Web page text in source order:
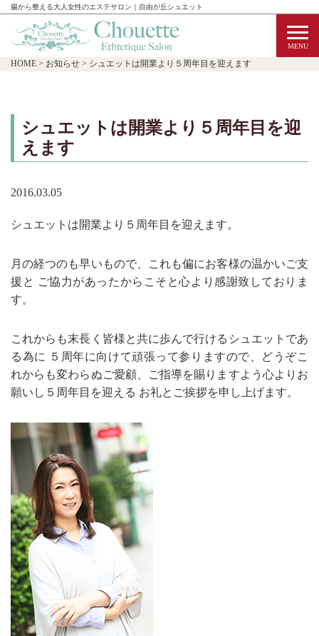
腸から整える大人女性のエステサロン｜自由が丘シュエット
HOME > お知らせ > シュエットは開業より５周年目を迎えます
シュエットは開業より５周年目を迎
えます
2016.03.05
シュエットは開業より５周年目を迎えます。
月の経つのも早いもので、これも偏にお客様の温かいご支
援と ご協力があったからこそと心より感謝致しておりま
す。
これからも末長く皆様と共に歩んで行けるシュエットであ
る為に ５周年に向けて頑張って参りますので、どうぞこ
れからも変わらぬご愛顧、ご指導を賜りますよう心よりお
願いし５周年目を迎える お礼とご挨拶を申し上げます。